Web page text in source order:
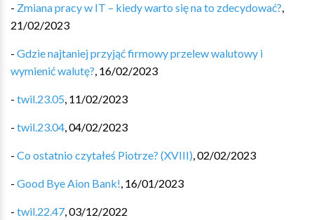
- Zmiana pracy w IT – kiedy warto się na to zdecydować?,
21/02/2023
- Gdzie najtaniej przyjąć firmowy przelew walutowy i
wymienić walutę?, 16/02/2023
- twil.23.05, 11/02/2023
- twil.23.04,04/02/2023
- Co ostatnio czytałeś Piotrze? (XVIII),02/02/2023
- Good Bye Aion Bank!, 16/01/2023
- twil.22.47,03/12/2022